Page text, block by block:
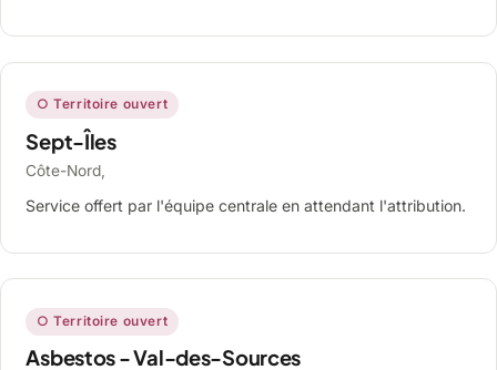
○ Territoire ouvert
Sept-Îles
Côte-Nord,
Service offert par l'équipe centrale en attendant l'attribution.
○ Territoire ouvert
Asbestos - Val-des-Sources